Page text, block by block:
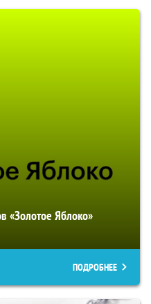
«Золотое Яблоко»
ПОДРОБНЕЕ